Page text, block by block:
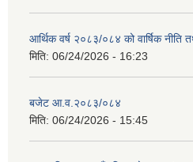
आर्थिक वर्ष २०८३/०८४ को वार्षिक नीति
मिति: 06/24/2026 - 16:23
बजेट आ.व.२०८३/०८४
मिति: 06/24/2026 - 15:45